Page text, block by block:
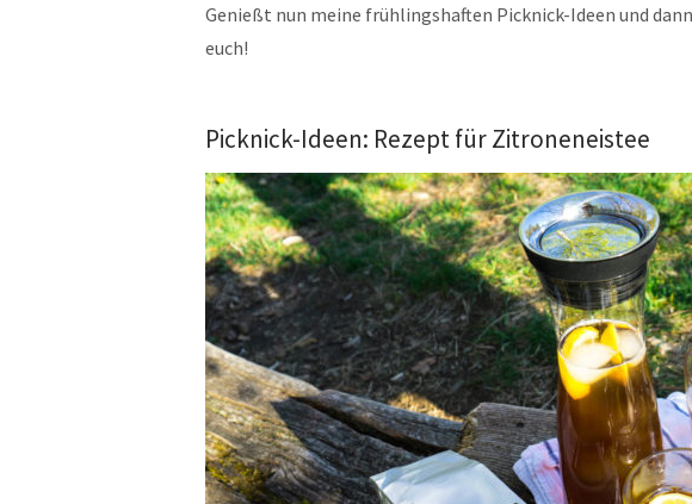
Genießt nun meine frühlingshaften Picknick-Ideen und
euch!
Picknick-Ideen: Rezept für Zitroneneistee